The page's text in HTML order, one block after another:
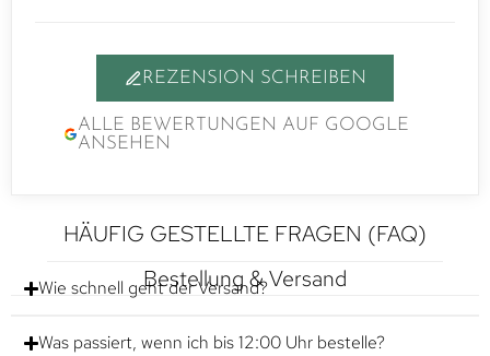
REZENSION SCHREIBEN
ALLE BEWERTUNGEN AUF GOOGLE
ANSEHEN
HÄUFIG GESTELLTE FRAGEN (FAQ)
Bestellung & Versand
Wie schnell geht der Versand?
Was passiert, wenn ich bis 12:00 Uhr bestelle?